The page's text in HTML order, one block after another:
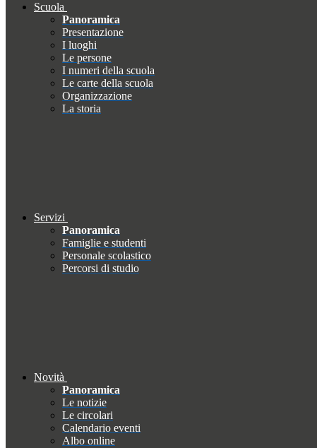
Scuola
Panoramica
Presentazione
I luoghi
Le persone
I numeri della scuola
Le carte della scuola
Organizzazione
La storia
Servizi
Panoramica
Famiglie e studenti
Personale scolastico
Percorsi di studio
Novità
Panoramica
Le notizie
Le circolari
Calendario eventi
Albo online